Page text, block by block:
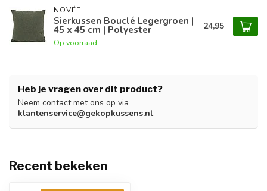
NOVÉE
Sierkussen Bouclé Legergroen |
45 x 45 cm | Polyester
Op voorraad
24,95
Heb je vragen over dit product?
Neem contact met ons op via
klantenservice@gekopkussens.nl.
Recent bekeken